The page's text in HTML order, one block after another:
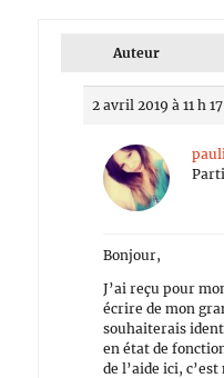
Auteur
2 avril 2019 à 11 h 17
Bonjour,
J’ai reçu pour
écrire de mon
souhaiterais
en état de
de l’aide ici,